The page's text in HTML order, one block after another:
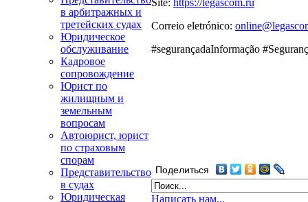
в арбитражных и
третейских судах
Юридическое
обслуживание
Кадровое
сопровождение
Юрист по
жилищным и
земельным
вопросам
Автоюрист, юрист
по страховым
спорам
Представительство
в судах
Юридическая
Correio eletrónico:
#segurançadaInformação
Поделиться
Написать нам...